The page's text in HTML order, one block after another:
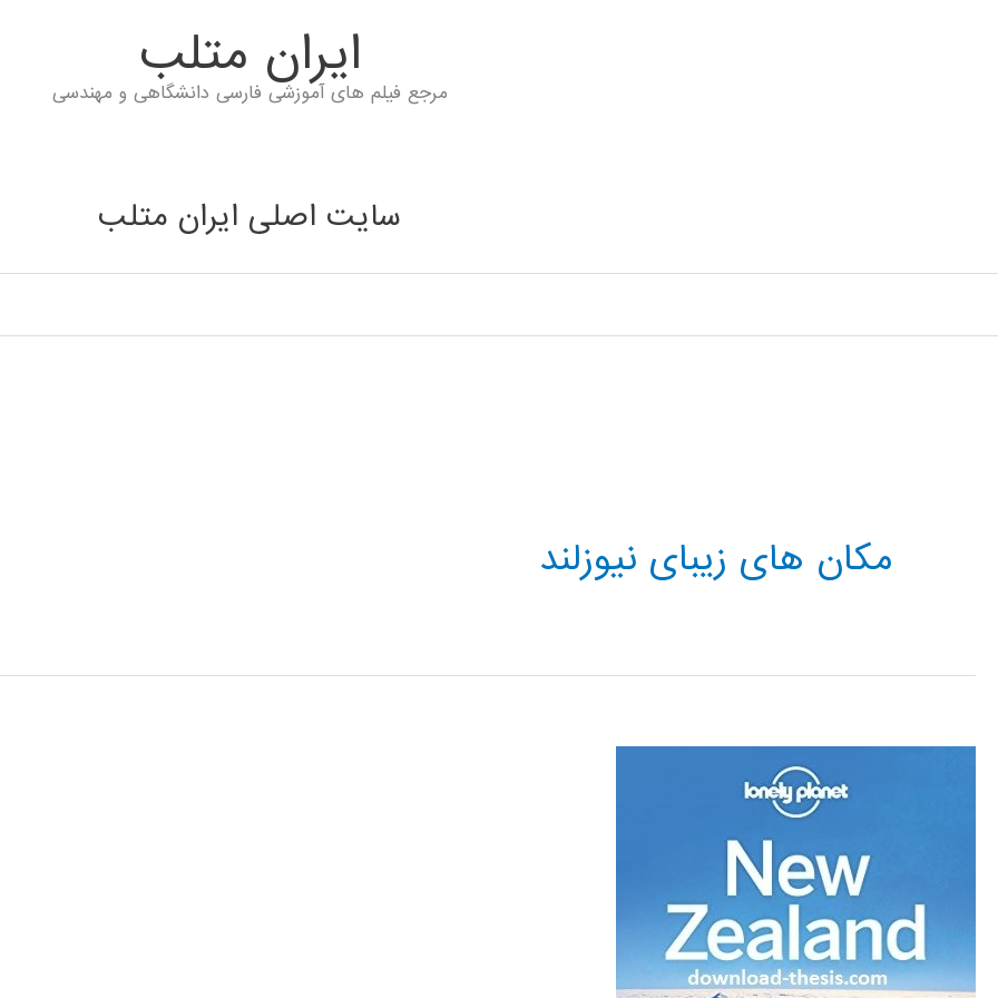
ايران متلب
مرجع فیلم های آموزشی فارسی دانشگاهی و مهندسی
سایت اصلی ایران متلب
مکان های زیبای نیوزلند